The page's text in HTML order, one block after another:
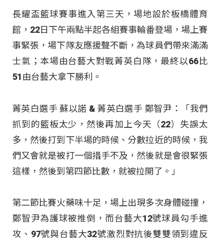
長耀盃籃球賽事進入第三天，場地設於板橋體育
館，22日下午兩點半起各組賽事輪番登場，場上賽
事緊張，場下隊友應援聲不斷，為球員們帶來滿滿
士氣；本場由台藝大對戰菁英白隊，最終以66比
51由台藝大拿下勝利。
菁英白選手 蘇以諾 & 菁英白選手 鄭智尹：「我們
抓到的籃板太少，然後再加上今天（22）失誤太
多，然後打到下半場的時候、分數拉近的時候，我
們又會就是被打一個措手不及，然後就是會很緊張
這樣，然後到第四節比數，就被拉開了。」
第二節比賽火藥味十足，場上出現多次身體碰撞，
鄭智尹為護球被推倒，而台藝大12號球員勾手進
攻、97號與台藝大32號激烈對抗後雙雙領到違反